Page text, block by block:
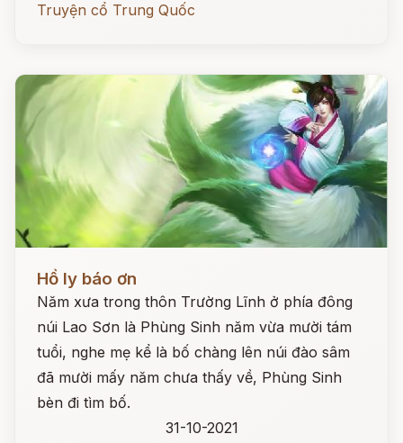
Truyện cổ Trung Quốc
Đọc ngay
Hồ ly báo ơn
Năm xưa trong thôn Trường Lĩnh ở phía đông
núi Lao Sơn là Phùng Sinh năm vừa mười tám
tuổi, nghe mẹ kể là bố chàng lên núi đào sâm
đã mười mấy năm chưa thấy về, Phùng Sinh
bèn đi tìm bố.
31-10-2021